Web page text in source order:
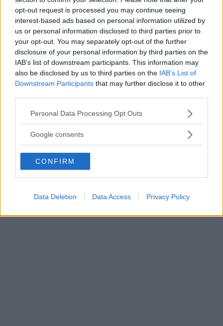
opt-out request is processed you may continue seeing
interest-based ads based on personal information utilized by
us or personal information disclosed to third parties prior to
your opt-out. You may separately opt-out of the further
disclosure of your personal information by third parties on the
IAB’s list of downstream participants. This information may
also be disclosed by us to third parties on the IAB’s List of
Downstream Participants that may further disclose it to other
Please note that this website/app uses one or more Google
not limited to your visit or usage behaviour. You may click to
use your data for below specified purposes in below Google
consent section.
Personal Data Processing Opt Outs
Google consents
CONFIRM
Data Deletion Data Access Privacy Policy
April ser väldigt ung ut men faktum är att hon är 44 år gammal.
”Män gillar mig tills jag berättar hur gammal jag är. ” skriver
Seriöst – Hur gammal trodde du att hon var? Kommentera
gärna på Facebook!
källa